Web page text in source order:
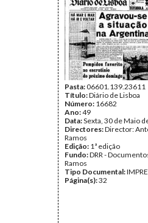
Pasta:06601.139.23611
Título:Diário de Lisboa
Número: 16682
Ano:49
Data:Sexta, 30 de Maio
Directores:Director:
Ramos
Edição: 1ª edição
Fundo:DRR -
Ramos
Tipo Documental:
Página(s):32